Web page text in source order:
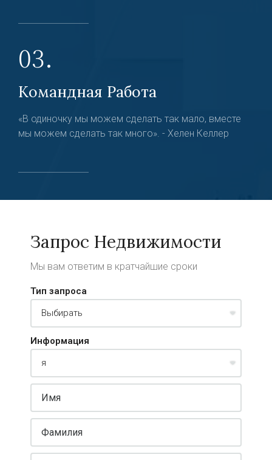
03.
Командная Работа
«В одиночку мы можем сделать так мало, вместе
мы можем сделать так много». - Хелен Келлер
Запрос Недвижимости
Мы вам ответим в кратчайшие сроки
Тип запроса
Информация